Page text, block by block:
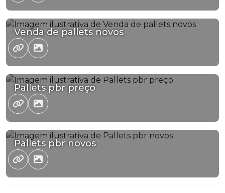
Venda de pallets novos
Pallets pbr preço
Pallets pbr novos